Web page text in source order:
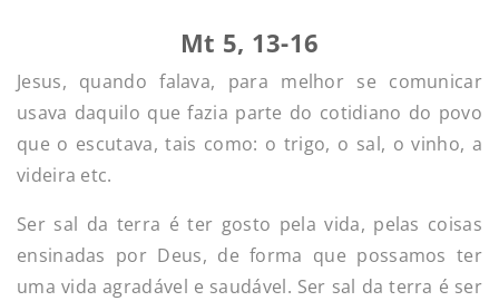
Mt 5, 13-16
Jesus, quando falava, para melhor se comunicar
usava daquilo que fazia parte do cotidiano do povo
que o escutava, tais como: o trigo, o sal, o vinho, a
videira etc.
Ser sal da terra é ter gosto pela vida, pelas coisas
ensinadas por Deus, de forma que possamos ter
uma vida agradável e saudável. Ser sal da terra é ser